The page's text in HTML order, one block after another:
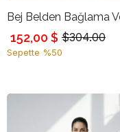
$304.00
152,00 $
Sepette %50